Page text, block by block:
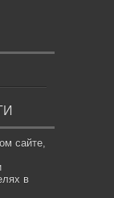
сайте,
в